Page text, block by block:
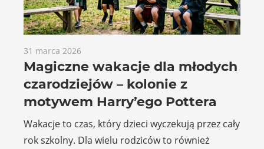
31 marca 2026
Magiczne wakacje dla młodych
czarodziejów – kolonie z
motywem Harry’ego Pottera
Wakacje to czas, który dzieci wyczekują przez cały
rok szkolny. Dla wielu rodziców to również